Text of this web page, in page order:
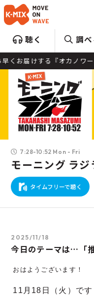
聴く 調べ
届けする『オカノワー
7:28-10:52 Mon - Fri
モーニング ラジ
タイムフリーで聴く
2025/11/18
今日のテーマは…「
おはようございます！
11月18 日（火）です